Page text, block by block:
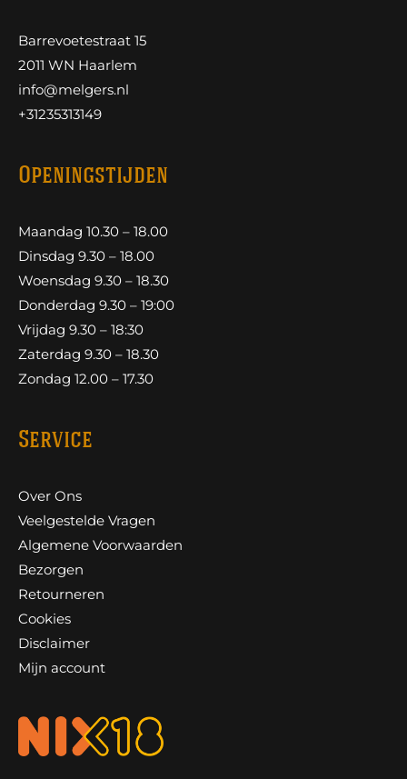
Barrevoetestraat 15
2011 WN Haarlem
info@melgers.nl
+31235313149
Openingstijden
Maandag 10.30 – 18.00
Dinsdag 9.30 – 18.00
Woensdag 9.30 – 18.30
Donderdag 9.30 – 19:00
Vrijdag 9.30 – 18:30
Zaterdag 9.30 – 18.30
Zondag 12.00 – 17.30
Service
Over Ons
Veelgestelde Vragen
Algemene Voorwaarden
Bezorgen
Retourneren
Cookies
Disclaimer
Mijn account